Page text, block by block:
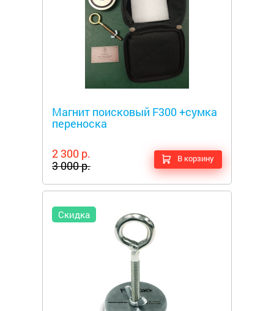
Магнит поисковый F300 +сумка
переноска
2 300 р.
3 000 р.
В корзину
Скидка